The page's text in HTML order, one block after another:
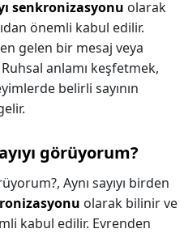
senkronizasyonu olarak
önemli kabul edilir.
gelen bir mesaj veya
anlamı keşfetmek,
belirli sayının
görüyorum?
Aynı sayıyı birden
olarak bilinir ve
kabul edilir. Evrenden